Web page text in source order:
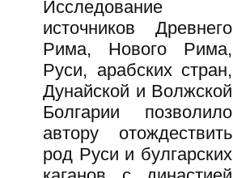
Исследование
источников Древнего
Рима, Нового Рима,
Руси, арабских стран,
Дунайской и Волжской
Болгарии позволило
автору отождествить
род Руси и булгарских